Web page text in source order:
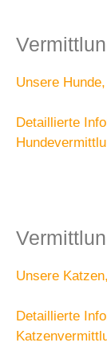
Unsere
Detaillierte
Unsere
Detaillierte